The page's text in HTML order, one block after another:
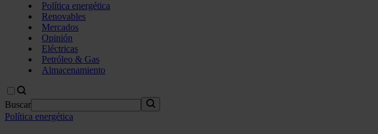
Política energética
Renovables
Mercados
Opinión
Eléctricas
Petróleo & Gas
Almacenamiento
Buscar
Política energética